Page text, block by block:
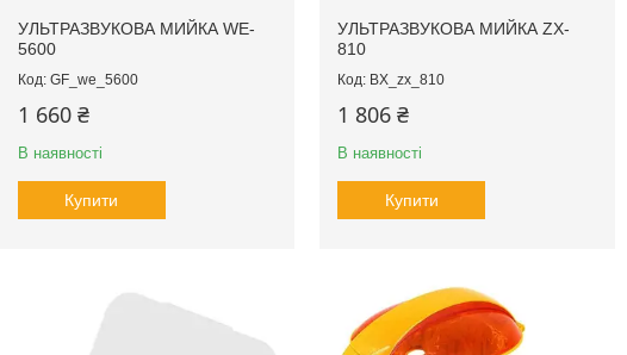
УЛЬТРАЗВУКОВА МИЙКА WE-
5600
GF_we_5600
1 660 ₴
В наявності
Купити
УЛЬТРАЗВУКОВА МИЙКА ZX-
810
BX_zx_810
1 806 ₴
В наявності
Купити